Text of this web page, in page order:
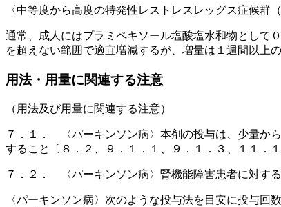
〈中等度から高度の特発性レストレスレッグス症候群
通常、成人にはプラミペキソール塩酸塩水和物として
を超えない範囲で適宜増減するが、増量は１週間以上
用法・用量に関連する注意
（用法及び用量に関連する注意）
７．１． 〈パーキンソン病〉本剤の投与は、少量か
すること〔８．２、９．１．１、９．１．３、１１．１
７．２． 〈パーキンソン病〉腎機能障害患者に対す
〈パーキンソン病〉次のような投与法を目安に投与